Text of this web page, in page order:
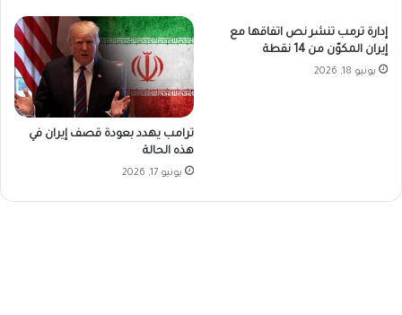
إدارة ترمب تنشر نص اتفاقها مع
إيران المكوّن من 14 نقطة
يونيو 18, 2026
ترامب يهدد بعودة قصف إيران في
هذه الحالة
يونيو 17, 2026